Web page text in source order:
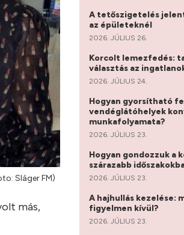
Sláger FM)
más,
A tetőszigetelés
az épületeknél
2026. JÚLIUS 26.
Korcolt lemezfedés:
választás az
2026. JÚLIUS 24.
Hogyan gyorsítható
vendéglátóhelyek
munkafolyamata?
2026. JÚLIUS 23.
Hogyan gondozzuk a
szárazabb
2026. JÚLIUS 23.
A hajhullás kezelése:
figyelmen kívül?
2026. JÚLIUS 23.